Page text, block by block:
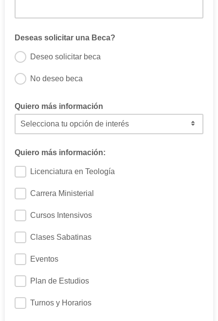
Deseas solicitar una Beca?
Deseo solicitar beca
No deseo beca
Quiero más información
Quiero más información:
Licenciatura en Teología
Carrera Ministerial
Cursos Intensivos
Clases Sabatinas
Eventos
Plan de Estudios
Turnos y Horarios